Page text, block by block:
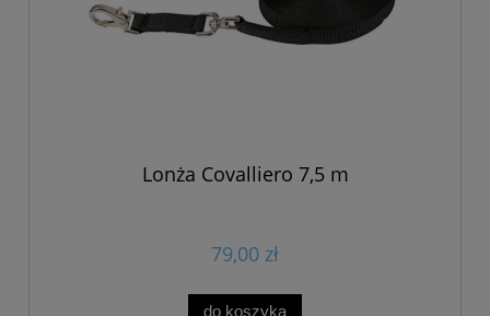
Lonża Covalliero 7,5 m
79,00 zł
do koszyka